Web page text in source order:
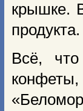
крышке.
продукта.
Всё,